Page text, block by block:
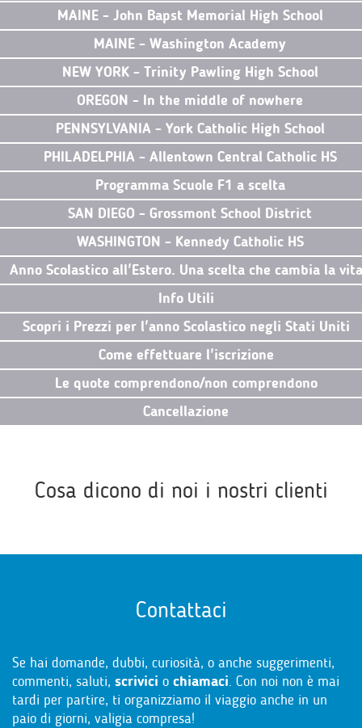
MAINE - John Bapst Memorial High School
MAINE - Washington Academy
NEW YORK - Trinity Pawling High School
OREGON - In the middle of nowhere
PENNSYLVANIA - York Catholic High School
PHILADELPHIA - Allentown Central Catholic HS
Programma Scuole F1 a scelta
SAN DIEGO - Grossmont School District
WASHINGTON - Kennedy Catholic HS
Anno Scolastico all'Estero. Una scelta che cambia la vita
Info Utili
Scopri i Prezzi per l'anno Scolastico negli Stati Uniti
Come effettuare l'iscrizione
Le quote comprendono/non comprendono
Cancellazione
Cosa dicono di noi i nostri clienti
Contattaci
Se hai domande, dubbi, curiosità, o anche suggerimenti,
commenti, saluti, scrivici o chiamaci. Con noi non è mai
tardi per partire, ti organizziamo il viaggio anche in un
paio di giorni, valigia compresa!